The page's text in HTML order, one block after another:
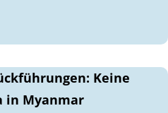
Keine
in Myanmar